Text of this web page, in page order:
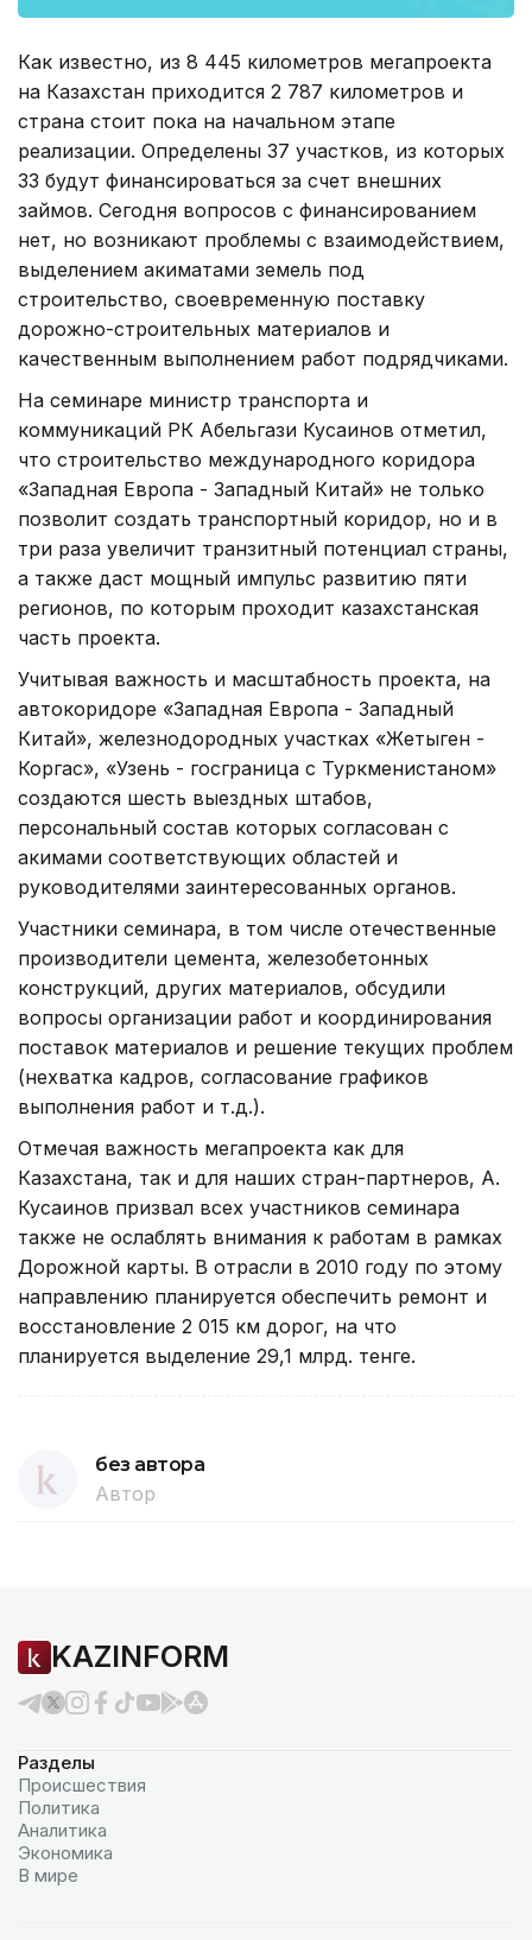
Как известно, из 8 445 километров мегапроекта
на Казахстан приходится 2 787 километров и
страна стоит пока на начальном этапе
реализации. Определены 37 участков, из которых
33 будут финансироваться за счет внешних
займов. Сегодня вопросов с финансированием
нет, но возникают проблемы с взаимодействием,
выделением акиматами земель под
строительство, своевременную поставку
дорожно-строительных материалов и
качественным выполнением работ подрядчиками.
На семинаре министр транспорта и
коммуникаций РК Абельгази Кусаинов отметил,
что строительство международного коридора
«Западная Европа - Западный Китай» не только
позволит создать транспортный коридор, но и в
три раза увеличит транзитный потенциал страны,
а также даст мощный импульс развитию пяти
регионов, по которым проходит казахстанская
часть проекта.
Учитывая важность и масштабность проекта, на
автокоридоре «Западная Европа - Западный
Китай», железнодородных участках «Жетыген -
Коргас», «Узень - госграница с Туркменистаном»
создаются шесть выездных штабов,
персональный состав которых согласован с
акимами соответствующих областей и
руководителями заинтересованных органов.
Участники семинара, в том числе отечественные
производители цемента, железобетонных
конструкций, других материалов, обсудили
вопросы организации работ и координирования
поставок материалов и решение текущих проблем
(нехватка кадров, согласование графиков
выполнения работ и т.д.).
Отмечая важность мегапроекта как для
Казахстана, так и для наших стран-партнеров, А.
Кусаинов призвал всех участников семинара
также не ослаблять внимания к работам в рамках
Дорожной карты. В отрасли в 2010 году по этому
направлению планируется обеспечить ремонт и
восстановление 2 015 км дорог, на что
планируется выделение 29,1 млрд. тенге.
без автора
Автор
KAZINFORM
Разделы
Происшествия
Политика
Аналитика
Экономика
В мире